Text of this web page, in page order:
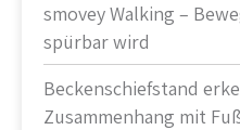
smovey Walking –
spürbar wird
Beckenschiefstand
Zusammenhang mit